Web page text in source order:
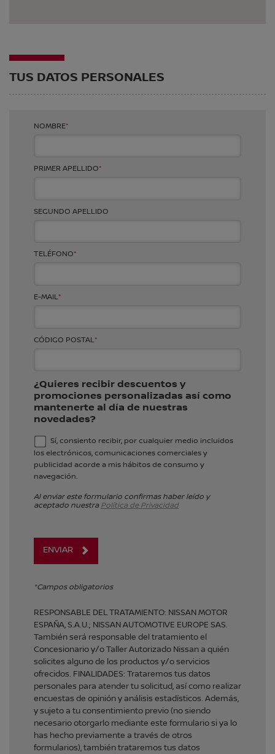
Avda. Pontevedra, 65
TUS DATOS PERSONALES
NOMBRE*
PRIMER APELLIDO*
SEGUNDO APELLIDO
TELÉFONO*
E-MAIL*
CÓDIGO POSTAL*
¿Quieres recibir descuentos y
promociones personalizadas así como
mantenerte al día de nuestras
novedades?
Sí, consiento recibir, por cualquier medio incluidos
los electrónicos, comunicaciones comerciales y
publicidad acorde a mis hábitos de consumo y
navegación.
Al enviar este formulario confirmas haber leído y
aceptado nuestra Política de Privacidad
ENVIAR
*Campos obligatorios
RESPONSABLE DEL TRATAMIENTO: NISSAN MOTOR
ESPAÑA, S.A.U.; NISSAN AUTOMOTIVE EUROPE SAS.
También será responsable del tratamiento el
Concesionario y/o Taller Autorizado Nissan a quién
solicites alguno de los productos y/o servicios
ofrecidos. FINALIDADES: Trataremos tus datos
personales para atender tu solicitud, así como realizar
encuestas de opinión y análisis estadísticos. Además,
y sujeto a tu consentimiento previo (no siendo
necesario otorgarlo mediante este formulario si ya lo
has hecho previamente a través de otros
formularios), también trataremos tus datos